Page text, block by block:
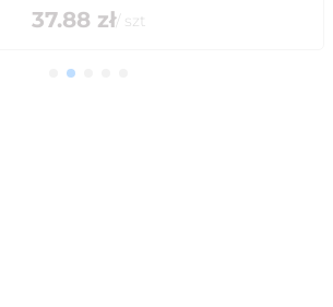
37.88 zł/ szt